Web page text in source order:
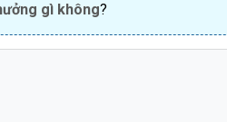
gì không?